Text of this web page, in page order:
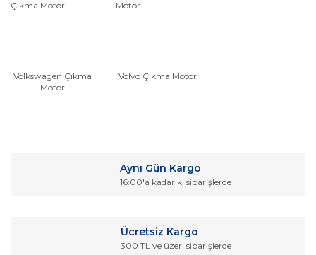
Volkswagen Çıkma
Motor
Volvo Çıkma Motor
Aynı Gün Kargo
16:00'a kadar ki siparişlerde
Ücretsiz Kargo
300 TL ve üzeri siparişlerde